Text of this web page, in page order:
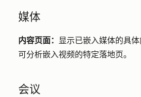
媒体
内容页面：
显示已嵌入媒体的具体
可分析嵌入视频的特定落地页。
会议